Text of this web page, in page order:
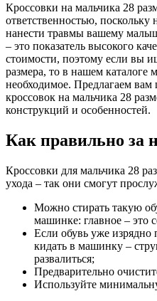
Кроссовки на мальчика 28
ответственностью,
нанести травмы вашему
– это показатель высокого
стоимости, поэтому если вы
размера, то в нашем каталоге
необходимое. Предлагаем
кроссовок на мальчика 28
конструкций и особенностей.
Как правильно за
Кроссовки для мальчика 28
ухода – так они смогут
Можно стирать такую
машинке: главное – это
Если обувь уже
кидать в машинку –
развалиться;
Предварительно
Используйте